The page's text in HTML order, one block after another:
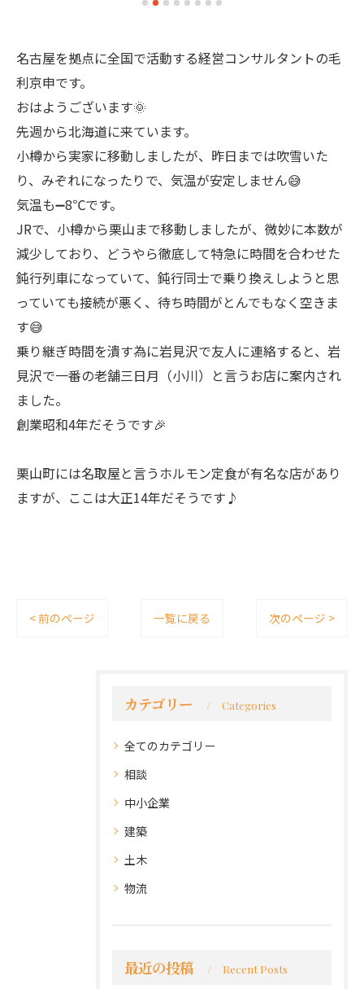
名古屋を拠点に全国で活動する経営コンサルタントの毛
利京申です。
おはようございます🌞
先週から北海道に来ています。
小樽から実家に移動しましたが、昨日までは吹雪いた
り、みぞれになったりで、気温が安定しません😅
気温も➖8℃です。
JRで、小樽から栗山まで移動しましたが、微妙に本数が
減少しており、どうやら徹底して特急に時間を合わせた
鈍行列車になっていて、鈍行同士で乗り換えしようと思
っていても接続が悪く、待ち時間がとんでもなく空きま
す😅
乗り継ぎ時間を潰す為に岩見沢で友人に連絡すると、岩
見沢で一番の老舗三日月（小川）と言うお店に案内され
ました。
創業昭和4年だそうです🎉
栗山町には名取屋と言うホルモン定食が有名な店があり
ますが、ここは大正14年だそうです♪
< 前のページ 一覧に戻る 次のページ >
カテゴリー Categories
全てのカテゴリー
相談
中小企業
建築
土木
物流
最近の投稿 Recent Posts